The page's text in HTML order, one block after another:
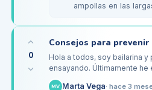
ampollas en las
calcetines de
0
Hola a todos, soy bailarina y
ensayando. Últimamente
ampollas en la parte
MV Marta Vega· hace 3